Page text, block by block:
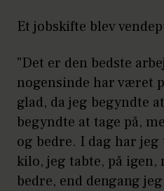
Et jobskifte blev
"Det er den bedste
nogensinde har været
glad, da jeg begyndte
begyndte at tage på,
og bedre. I dag har jeg
kilo, jeg tabte, på igen,
bedre, end dengang